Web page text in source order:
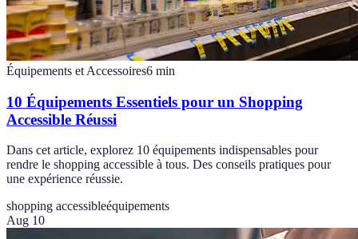
Équipements et Accessoires6 min
10 Équipements Essentiels pour un Shopping
Accessible Réussi
Dans cet article, explorez 10 équipements indispensables pour
rendre le shopping accessible à tous. Des conseils pratiques pour
une expérience réussie.
shopping accessibleéquipements
Aug 10